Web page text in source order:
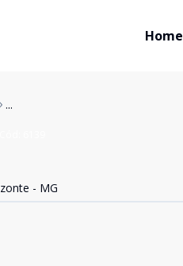
Home
...
- MG